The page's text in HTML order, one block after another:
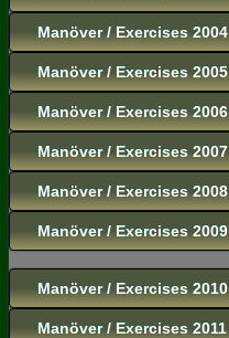
Manöver / Exercises 2004
Manöver / Exercises 2005
Manöver / Exercises 2006
Manöver / Exercises 2007
Manöver / Exercises 2008
Manöver / Exercises 2009
Manöver / Exercises 2010
Manöver / Exercises 2011